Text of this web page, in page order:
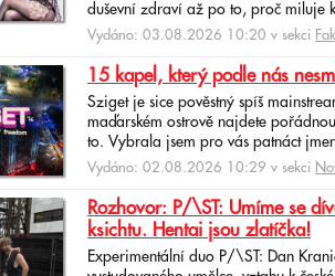
duševní zdraví až po to, proč miluje
Vydáno: 03.08.2026 10:20 v sekci
15 kapel, který podle nás
Sziget je sice pověstný spíš
maďarském ostrově najdete
to. Vybrala jsem pro vás patnáct
Vydáno: 02.08.2026 10:29 v sekci
Rozhovor: P/\ST: Umíme se
ksichtu. Hentai jsou zlatíčka!
Experimentální duo P/\ST: Dan